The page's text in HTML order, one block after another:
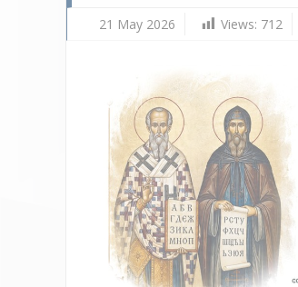
21 May 2026 Views: 712